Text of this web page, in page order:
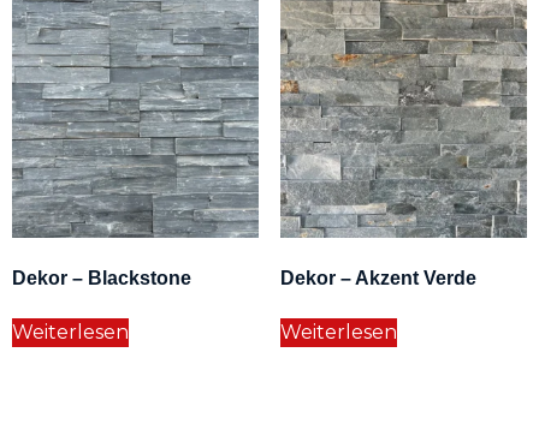
Dekor – Blackstone
Weiterlesen
Dekor – Akzent Verde
Weiterlesen